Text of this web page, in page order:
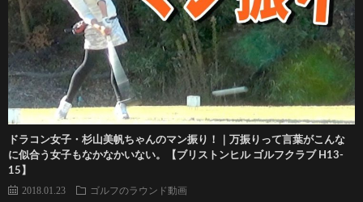
ドラコン女子・杉山美帆ちゃんのマン振り！｜万振りって言葉がこんな
に似合う女子もなかなかいない。【ブリストンヒル ゴルフクラブ H13-
15】
2018.01.23 ゴルフのラウンド動画